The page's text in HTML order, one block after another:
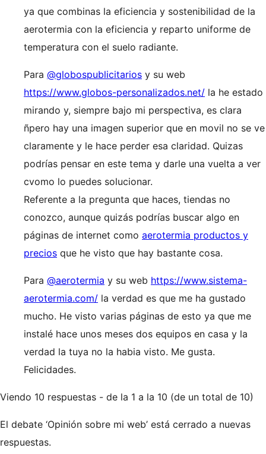
ya que combinas la eficiencia y sostenibilidad de la
aerotermia con la eficiencia y reparto uniforme de
temperatura con el suelo radiante.
Para @globospublicitarios y su web
https://www.globos-personalizados.net/ la he estado
mirando y, siempre bajo mi perspectiva, es clara
ñpero hay una imagen superior que en movil no se ve
claramente y le hace perder esa claridad. Quizas
podrías pensar en este tema y darle una vuelta a ver
cvomo lo puedes solucionar.
Referente a la pregunta que haces, tiendas no
conozco, aunque quizás podrías buscar algo en
páginas de internet como aerotermia productos y
precios que he visto que hay bastante cosa.
Para @aerotermia y su web https://www.sistema-
aerotermia.com/ la verdad es que me ha gustado
mucho. He visto varias páginas de esto ya que me
instalé hace unos meses dos equipos en casa y la
verdad la tuya no la habia visto. Me gusta.
Felicidades.
Viendo 10 respuestas - de la 1 a la 10 (de un total de 10)
El debate ‘Opinión sobre mi web’ está cerrado a nuevas
respuestas.